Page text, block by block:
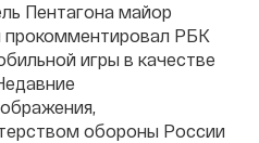
Пентагона майор
прокомментировал РБК
игры в качестве
обороны России